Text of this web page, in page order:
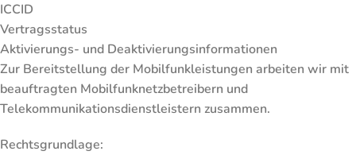
ICCID
Vertragsstatus
Aktivierungs- und Deaktivierungsinformationen
Zur Bereitstellung der Mobilfunkleistungen arbeiten wir mit
beauftragten Mobilfunknetzbetreibern und
Telekommunikationsdienstleistern zusammen.
Rechtsgrundlage: